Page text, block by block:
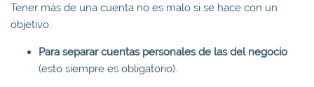
Tener más de una cuenta no es malo si se hace con un
objetivo:
Para separar cuentas personales de las del negocio
(esto siempre es obligatorio).